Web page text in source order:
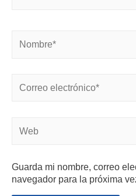
Guarda mi nombre, correo
navegador para la próxima